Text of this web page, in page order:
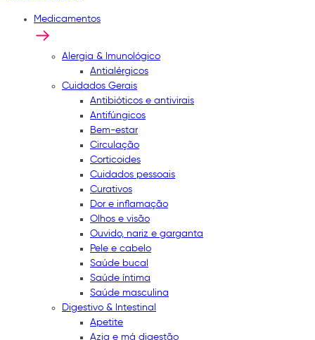
Medicamentos
Alergia & Imunológico
Antialérgicos
Cuidados Gerais
Antibióticos e antivirais
Antifúngicos
Bem-estar
Circulação
Corticoides
Cuidados pessoais
Curativos
Dor e inflamação
Olhos e visão
Ouvido, nariz e garganta
Pele e cabelo
Saúde bucal
Saúde íntima
Saúde masculina
Digestivo & Intestinal
Apetite
Azia e má digestão